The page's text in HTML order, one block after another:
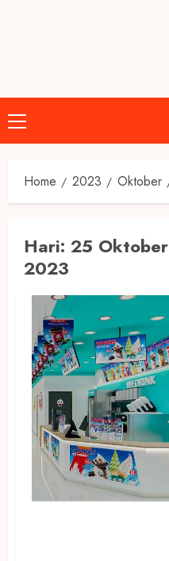
Primary
Menu
Home 2023 Oktober
Hari: 25 Oktober
2023